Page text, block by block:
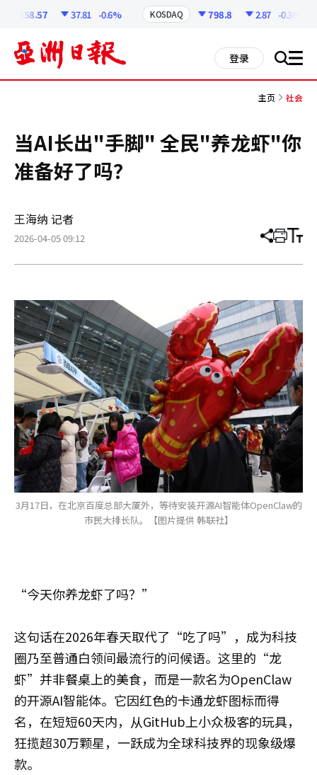
6258.57 37.81 -0.6% KOSDAQ 798.8 2.87 -0.36%
登录 搜 all
主页 社会
当AI长出"手脚" 全民"养龙虾"你
准备好了吗？
王海纳 记者
2026-04-05 09:12 分
章
打 调
小
3月17日，在北京百度总部大厦外，等待安装开源AI智能体OpenClaw的
市民大排长队。【图片提供 韩联社】
“今天你养龙虾了吗？”
这句话在2026年春天取代了“吃了吗”，成为科技
圈乃至普通白领间最流行的问候语。这里的“龙
虾”并非餐桌上的美食，而是一款名为OpenClaw
的开源AI智能体。它因红色的卡通龙虾图标而得
名，在短短60天内，从GitHub上小众极客的玩具，
狂揽超30万颗星，一跃成为全球科技界的现象级爆
款。